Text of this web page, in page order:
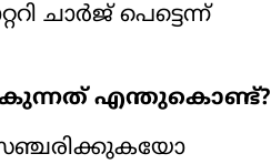
ചാര്‍ജ് പെട്ടെന്ന്
എന്തുകൊണ്ട്?